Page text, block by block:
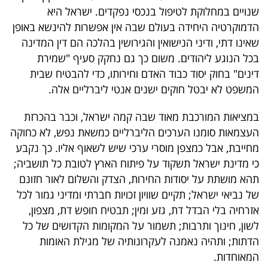
פרסמו
באייס
עקבו
אחרינו:
שנויים במחלוקת לטיפול בנכסי נפקדים. ישראל היא
הדמוקרטיה היחידה בעולם שבה אין אפשרות להינשא באופן
שאינו דתי, ודיני הנישואין והגירושין בהלכה הם דין המדינה
בכל הנוגע ליהודים. משום כך גם נחקק סעיף "שמירת
דינים" בחוק יסוד כבוד האדם וחירותו, כדי להבטיח שבית
המשפט לא יבטל חוקים ישנים אנטי ליברליים אלה.
במציאות המורכבת מאוד שבה קמה ישראל, וכבר בהכרזת
העצמאות סומנו הערכים הליברליים כמשאת נפש, לא כחוקה
מחייבת, אבל כמצפן מוסרי ערכי שיש לשאוף אליו. כך נקבע
כי מדינת ישראל תשקוד על פיתוח הארץ לטובת כל תושביה;
תהא מושתת על יסודות החירות, הצדק והשלום לאור חזונם
של נביאי ישראל; תקיים שוויון זכויות חברתי ומדיני גמור לכל
אזרחיה בלי הבדל דת, גזע ומין; תבטיח חופש דת, מצפון,
לשון, חינוך ותרבות; תשמור על המקומות הקדושים של כל
הדתות; ותהיה נאמנה לעקרונותיה של מגילת האומות
המאוחדות.